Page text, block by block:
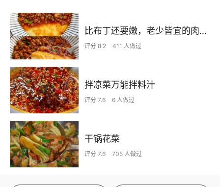
比布丁还要嫩，老少皆宜的肉沫蒸蛋
评分 8.2 411 人做过
拌凉菜万能拌料汁
评分 7.6 6 人做过
干锅花菜
评分 7.6 705 人做过